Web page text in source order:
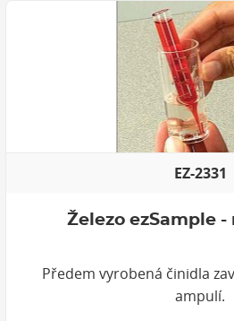
EZ-2331
Železo ezSample -
Předem vyrobená činidla
ampulí.